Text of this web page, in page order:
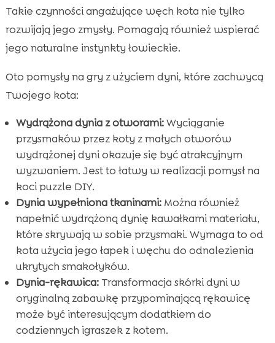
Takie czynności angażujące węch kota nie tylko
rozwijają jego zmysły. Pomagają również wspierać
jego naturalne instynkty łowieckie.
Oto pomysły na gry z użyciem dyni, które zachwycą
Twojego kota:
Wydrążona dynia z otworami:Wyciąganie
przysmaków przez koty z małych otworów
wydrążonej dyni okazuje się być atrakcyjnym
wyzwaniem. Jest to łatwy w realizacji pomysł na
koci puzzle DIY.
Dynia wypełniona tkaninami:Można również
napełnić wydrążoną dynię kawałkami materiału,
które skrywają w sobie przysmaki. Wymaga to od
kota użycia jego łapek i węchu do odnalezienia
ukrytych smakołyków.
Dynia-rękawica:Transformacja skórki dyni w
oryginalną zabawkę przypominającą rękawicę
może być interesującym dodatkiem do
codziennych igraszek z kotem.